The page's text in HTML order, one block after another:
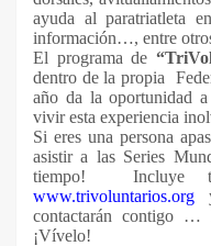
ayuda al paratriatleta
información…, entre
El programa de
dentro de la propia
año da la oportunidad
vivir esta experiencia
Si eres una persona
asistir a las Series
tiempo! Incluye
www.trivoluntarios.org
contactarán contigo …
¡Vívelo!